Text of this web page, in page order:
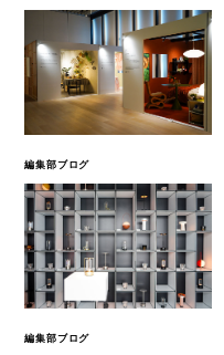
編集部ブログ
編集部ブログ